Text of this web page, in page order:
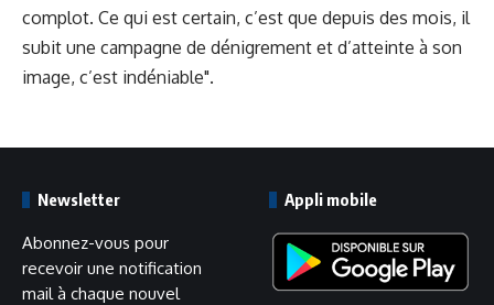
complot. Ce qui est certain, c’est que depuis des mois, il
subit une campagne de dénigrement et d’atteinte à son
image, c’est indéniable".
Newsletter
Abonnez-vous pour
recevoir une notification
mail à chaque nouvel
Appli mobile